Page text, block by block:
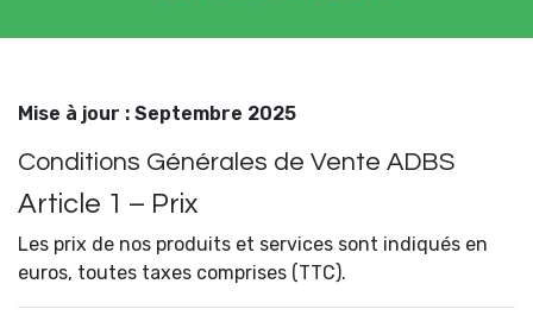
Mise à jour : Septembre 2025
Conditions Générales de Vente ADBS
Article 1 – Prix
Les prix de nos produits et services sont indiqués en
euros, toutes taxes comprises (TTC).